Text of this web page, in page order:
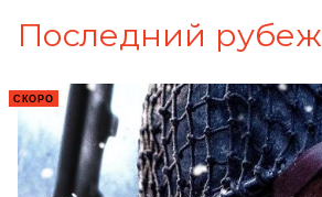
Последний рубеж
СКОРО